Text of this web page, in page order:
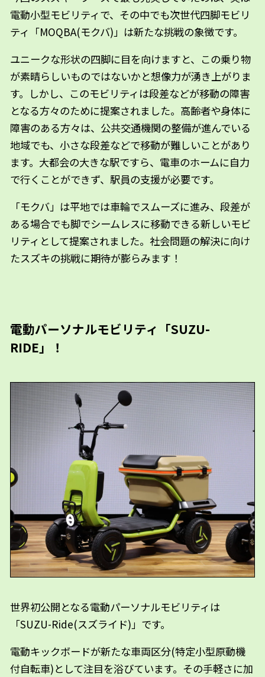
電動小型モビリティで、その中でも次世代四脚モビリ
ティ「MOQBA(モクバ)」は新たな挑戦の象徴です。
ユニークな形状の四脚に目を向けますと、この乗り物
が素晴らしいものではないかと想像力が湧き上がりま
す。しかし、このモビリティは段差などが移動の障害
となる方々のために提案されました。高齢者や身体に
障害のある方々は、公共交通機関の整備が進んでいる
地域でも、小さな段差などで移動が難しいことがあり
ます。大都会の大きな駅ですら、電車のホームに自力
で行くことができず、駅員の支援が必要です。
「モクバ」は平地では車輪でスムーズに進み、段差が
ある場合でも脚でシームレスに移動できる新しいモビ
リティとして提案されました。社会問題の解決に向け
たスズキの挑戦に期待が膨らみます！
電動パーソナルモビリティ「SUZU-
RIDE」！
世界初公開となる電動パーソナルモビリティは
「SUZU-Ride(スズライド)」です。
電動キックボードが新たな車両区分(特定小型原動機
付自転車)として注目を浴びています。その手軽さに加